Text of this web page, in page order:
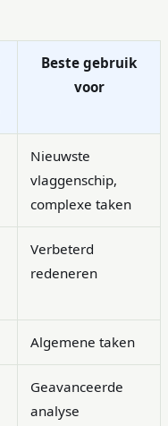
Beste gebruik
voor
Nieuwste
vlaggenschip,
complexe taken
Verbeterd
redeneren
Algemene taken
Geavanceerde
analyse